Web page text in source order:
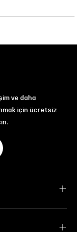
ve daha
için ücretsiz